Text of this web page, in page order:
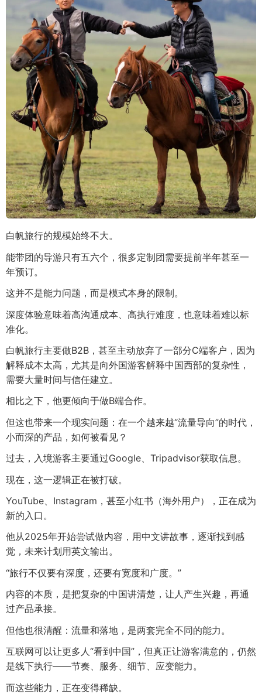
白帆旅行的规模始终不大。
能带团的导游只有五六个，很多定制团需要提前半年甚至一
年预订。
这并不是能力问题，而是模式本身的限制。
深度体验意味着高沟通成本、高执行难度，也意味着难以标
准化。
白帆旅行主要做B2B，甚至主动放弃了一部分C端客户，因为
解释成本太高，尤其是向外国游客解释中国西部的复杂性，
需要大量时间与信任建立。
相比之下，他更倾向于做B端合作。
但这也带来一个现实问题：在一个越来越“流量导向”的时代，
小而深的产品，如何被看见？
过去，入境游客主要通过Google、Tripadvisor获取信息。
现在，这一逻辑正在被打破。
YouTube、Instagram，甚至小红书（海外用户），正在成为
新的入口。
他从2025年开始尝试做内容，用中文讲故事，逐渐找到感
觉，未来计划用英文输出。
“旅行不仅要有深度，还要有宽度和广度。”
内容的本质，是把复杂的中国讲清楚，让人产生兴趣，再通
过产品承接。
但他也很清醒：流量和落地，是两套完全不同的能力。
互联网可以让更多人“看到中国”，但真正让游客满意的，仍然
是线下执行——节奏、服务、细节、应变能力。
而这些能力，正在变得稀缺。